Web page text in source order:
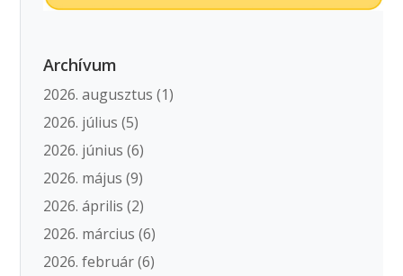
Archívum
2026. augusztus (1)
2026. július (5)
2026. június (6)
2026. május (9)
2026. április (2)
2026. március (6)
2026. február(6)